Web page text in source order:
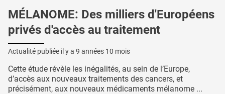
MÉLANOME: Des milliers d'Européens
privés d'accès au traitement
Actualité publiée il y a 9 années 10 mois
Cette étude révèle les inégalités, au sein de l’Europe,
d’accès aux nouveaux traitements des cancers, et
précisément, aux nouveaux médicaments mélanome ...